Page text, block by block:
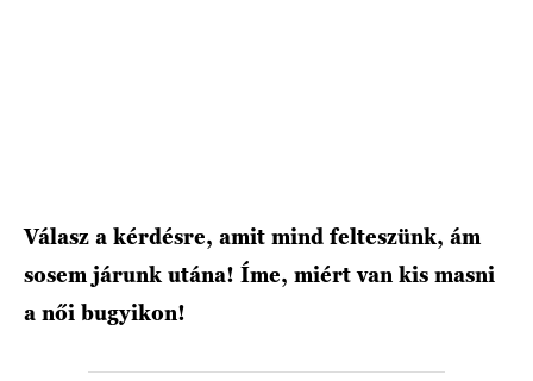
Válasz a kérdésre, amit mind felteszünk, ám
sosem járunk utána! Íme, miért van kis masni
a női bugyikon!